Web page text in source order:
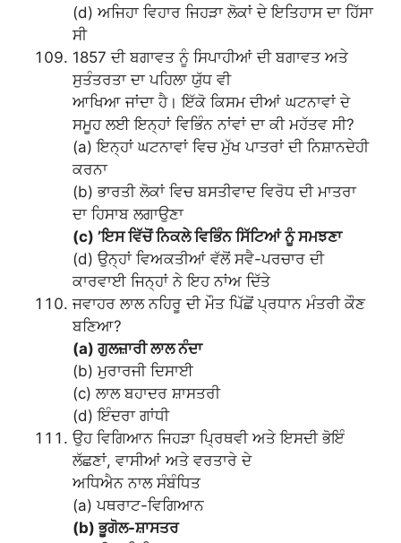
(d) ਅਜਿਹਾ ਵਿਹਾਰ ਜਿਹੜਾ ਲੋਕਾਂ ਦੇ ਇਤਿਹਾਸ ਦਾ ਹਿੱਸਾ
ਸੀ
1857 ਦੀ ਬਗਾਵਤ ਨੂੰ ਸਿਪਾਹੀਆਂ ਦੀ ਬਗਾਵਤ ਅਤੇ
ਸੁਤੰਤਰਤਾ ਦਾ ਪਹਿਲਾ ਯੁੱਧ ਵੀ
ਆਖਿਆ ਜਾਂਦਾ ਹੈ। ਇੱਕੋ ਕਿਸਮ ਦੀਆਂ ਘਟਨਾਵਾਂ ਦੇ
ਸਮੂਹ ਲਈ ਇਨ੍ਹਾਂ ਵਿਭਿੰਨ ਨਾਂਵਾਂ ਦਾ ਕੀ ਮਹੱਤਵ ਸੀ?
(a) ਇਨ੍ਹਾਂ ਘਟਨਾਵਾਂ ਵਿਚ ਮੁੱਖ ਪਾਤਰਾਂ ਦੀ ਨਿਸ਼ਾਨਦੇਹੀ
ਕਰਨਾ
(b) ਭਾਰਤੀ ਲੋਕਾਂ ਵਿਚ ਬਸਤੀਵਾਦ ਵਿਰੋਧ ਦੀ ਮਾਤਰਾ
ਦਾ ਹਿਸਾਬ ਲਗਾਉਣਾ
(c) ’ਇਸ ਵਿੱਚੋਂ ਨਿਕਲੇ ਵਿਭਿੰਨ ਸਿੱਟਿਆਂ ਨੂੰ ਸਮਝਣਾ
(d) ਉਨ੍ਹਾਂ ਵਿਅਕਤੀਆਂ ਵੱਲੋਂ ਸਵੈ-ਪਰਚਾਰ ਦੀ
ਕਾਰਵਾਈ ਜਿਨ੍ਹਾਂ ਨੇ ਇਹ ਨਾਂਅ ਦਿੱਤੇ
ਜਵਾਹਰ ਲਾਲ ਨਹਿਰੂ ਦੀ ਮੌਤ ਪਿੱਛੋਂ ਪ੍ਰਧਾਨ ਮੰਤਰੀ ਕੌਣ
ਬਣਿਆ?
(a) ਗੁਲਜ਼ਾਰੀ ਲਾਲ ਨੰਦਾ
(b) ਮੁਰਾਰਜੀ ਦਿਸਾਈ
(c) ਲਾਲ ਬਹਾਦਰ ਸ਼ਾਸਤਰੀ
(d) ਇੰਦਰਾ ਗਾਂਧੀ
ਉਹ ਵਿਗਿਆਨ ਜਿਹੜਾ ਪ੍ਰਿਥਵੀ ਅਤੇ ਇਸਦੀ ਭੋਇੰ
ਲੱਛਣਾਂ, ਵਾਸੀਆਂ ਅਤੇ ਵਰਤਾਰੇ ਦੇ
ਅਧਿਐਨ ਨਾਲ ਸੰਬੰਧਿਤ
(a) ਪਥਰਾਟ-ਵਿਗਿਆਨ
(b) ਭੂਗੋਲ-ਸ਼ਾਸਤਰ